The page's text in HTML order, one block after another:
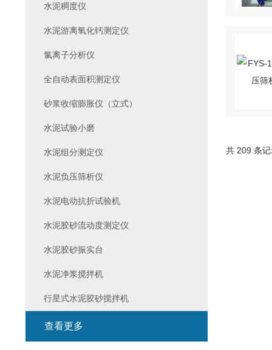
共 209 条
水泥稠度仪
水泥游离氧化钙测定仪
氯离子分析仪
全自动表面积测定仪
砂浆收缩膨胀仪（立式）
水泥试验小磨
水泥组分测定仪
水泥负压筛析仪
水泥电动抗折试验机
水泥胶砂流动度测定仪
水泥胶砂振实台
水泥净浆搅拌机
行星式水泥胶砂搅拌机
查看更多